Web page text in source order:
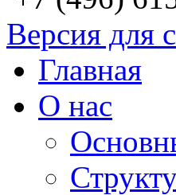
Версия для
Главная
О нас